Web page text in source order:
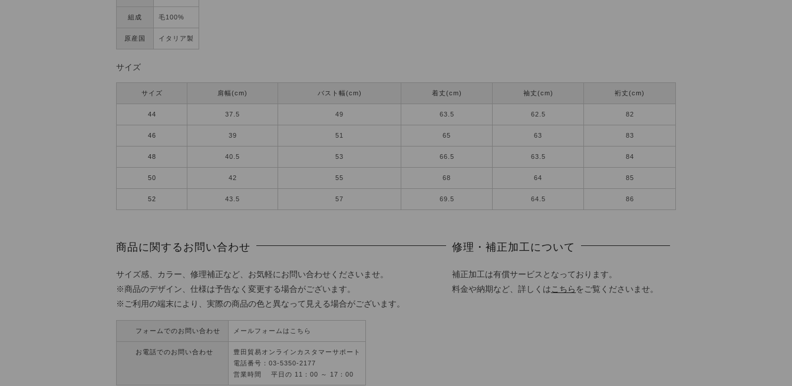
組成 毛100%
原産国 イタリア製
サイズ
サイズ 肩幅(cm) バスト幅(cm) 着丈(cm) 袖丈(cm) 裄丈(cm)
44 37.5 49 63.5 62.5 82
46 39 51 65 63 83
48 40.5 53 66.5 63.5 84
50 42 55 68 64 85
52 43.5 57 69.5 64.5 86
商品に関するお問い合わせ
サイズ感、カラー、修理補正など、お気軽にお問い合わせくださいませ。
※商品のデザイン、仕様は予告なく変更する場合がございます。
※ご利用の端末により、実際の商品の色と異なって見える場合がございます。
フォームでのお問い合わせ メールフォームはこちら
お電話でのお問い合わせ
豊田貿易オンラインカスタマーサポート
電話番号：03-5350-2177
営業時間 平日の 11：00 ～ 17：00
修理・補正加工について
補正加工は有償サービスとなっております。
料金や納期など、詳しくは こちら をご覧くださいませ。